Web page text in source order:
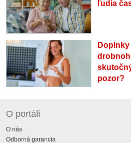
ľudia
pozor?
O portáli
O nás
Odborná garancia